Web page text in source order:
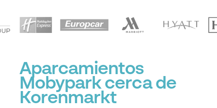
Aparcamientos
Mobypark cerca de
Korenmarkt